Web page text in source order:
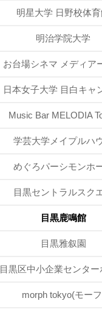
明星大学 日野校体
明治学院大学
お台場シネマ メディア
日本女子大学 目白キャ
Music Bar MELODIA
学芸大学メイプルハ
めぐろパーシモンホ
目黒セントラルスク
目黒鹿鳴館
目黒雅叙園
目黒区中小企業センター
morph tokyo(モー